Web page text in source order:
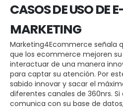
CASOS DE USO DE
MARKETING
Marketing4Ecommerce señala
que los ecommerce mejoren
interactuar de una manera
para captar su atención. Por
sabido innovar y sacar el
diferentes canales de 360nrs.
comunica con su base de